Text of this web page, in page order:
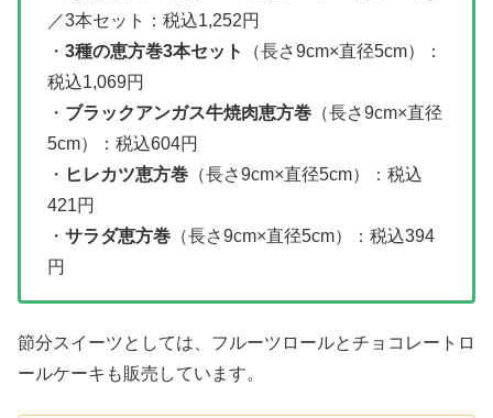
／3本セット：税込1,252円
・ 3種の恵方巻3本セット
（長さ9cm×直径5cm）：
税込1,069円
・ ブラックアンガス牛焼肉恵方巻 （長さ9cm×直径
5cm）：税込604円
・ ヒレカツ恵方巻 （長さ9cm×直径5cm）：税込
421円
・ サラダ恵方巻 （長さ9cm×直径5cm）：税込394
円
節分スイーツとしては、フルーツロールとチョコレートロ
ールケーキも販売しています。